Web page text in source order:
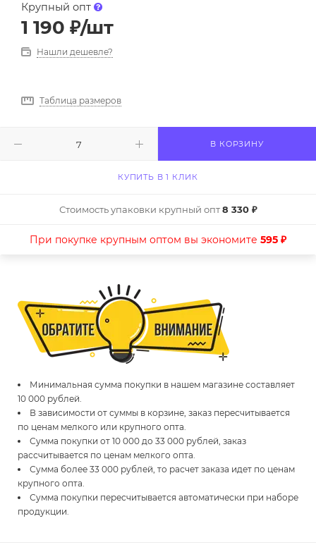
Крупный опт
1 190 ₽/шт
Нашли дешевле?
Таблица размеров
В КОРЗИНУ
КУПИТЬ В 1 КЛИК
Стоимость упаковки крупный опт8 330 ₽
При покупке крупным оптом вы экономите 595 ₽
Минимальная сумма покупки в нашем магазине составляет
10 000 рублей.
В зависимости от суммы в корзине, заказ пересчитывается
по ценам мелкого или крупного опта.
Сумма покупки от 10 000 до 33 000 рублей, заказ
рассчитывается по ценам мелкого опта.
Сумма более 33 000 рублей, то расчет заказа идет по ценам
крупного опта.
Сумма покупки пересчитывается автоматически при наборе
продукции.